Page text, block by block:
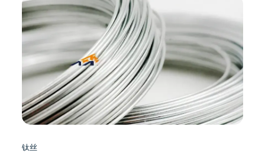
钛丝